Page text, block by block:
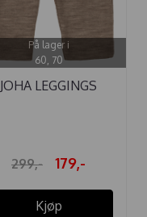
På lager i
60, 70
JOHA LEGGINGS
299,- 179,-
Kjøp